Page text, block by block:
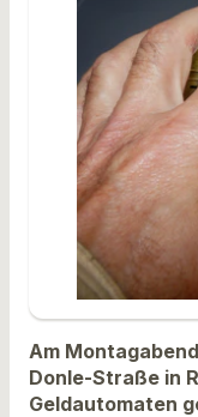
Am
Donle-Straße in
Geldautomaten